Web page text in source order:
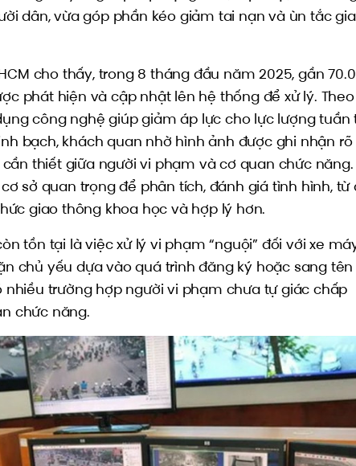
dân, vừa góp phần kéo giảm tai nạn và ùn tắc
cho thấy, trong 8 tháng đầu năm 2025, gần
phát hiện và cập nhật lên hệ thống để xử lý. Theo
công nghệ giúp giảm áp lực cho lực lượng tuần
bạch, khách quan nhờ hình ảnh được ghi nhận rõ
thiết giữa người vi phạm và cơ quan chức năng.
sở quan trọng để phân tích, đánh giá tình hình, từ
giao thông khoa học và hợp lý hơn.
tồn tại là việc xử lý vi phạm “nguội” đối với xe
chủ yếu dựa vào quá trình đăng ký hoặc sang tên
nhiều trường hợp người vi phạm chưa tự giác chấp
chức năng.